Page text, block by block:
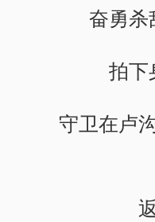
奋勇杀
拍下
守卫在卢